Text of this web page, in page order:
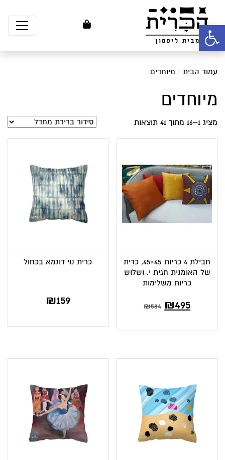
פתח סרגל נגישות
עמוד הבית | מיוחדים
מיוחדים
מציג 1–16 מתוך 41 תוצאות
חבילת 4 כריות 45×45, כרית
של האומנית חגית י. ושלוש
כריות משלימות
₪584 המחיר
₪584.
₪495המחיר
₪495.
כרית נוי דוגמא בכחול
₪159